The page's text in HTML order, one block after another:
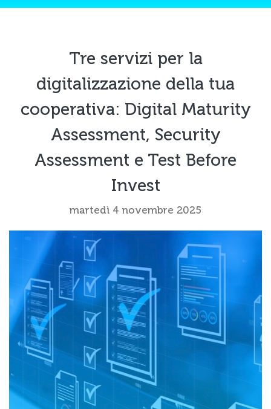
Tre servizi per la
digitalizzazione della tua
cooperativa: Digital Maturity
Assessment, Security
Assessment e Test Before
Invest
martedì 4 novembre 2025